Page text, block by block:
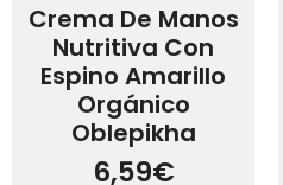
Crema De Manos
Nutritiva Con
Espino Amarillo
Orgánico
Oblepikha
6,59€